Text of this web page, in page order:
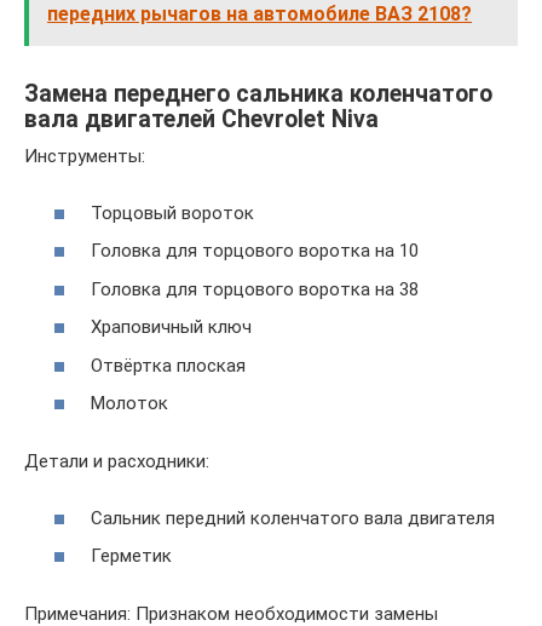
передних рычагов на автомобиле ВАЗ 2108?
Замена переднего сальника коленчатого
вала двигателей Chevrolet Niva
Инструменты:
Торцовый вороток
Головка для торцового воротка на 10
Головка для торцового воротка на 38
Храповичный ключ
Отвёртка плоская
Молоток
Детали и расходники:
Сальник передний коленчатого вала двигателя
Герметик
Примечания: Признаком необходимости замены